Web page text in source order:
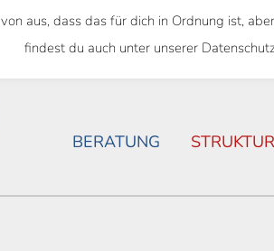
ALS BUNDESWEITES TICKET
BERATUNG
aus, dass das für dich in Ordnung ist,
findest du auch unter unserer